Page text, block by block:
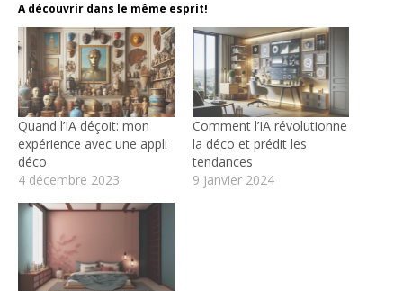
A découvrir dans le même esprit!
Quand l’IA déçoit: mon
expérience avec une appli
déco
4 décembre 2023
Comment l’IA révolutionne
la déco et prédit les
tendances
9 janvier 2024